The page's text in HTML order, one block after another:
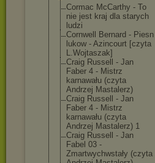
Cormac McCarthy - To
nie jest kraj dla starych
ludzi
Cornwell Bernard - Piesn
lukow - Azincourt [czyta
L.Wojtaszak]
Craig Russell - Jan
Faber 4 - Mistrz
karnawału (czyta
Andrzej Mastalerz)
Craig Russell - Jan
Faber 4 - Mistrz
karnawału (czyta
Andrzej Mastalerz) 1
Craig Russell - Jan
Fabel 03 -
Zmartwychwstały (czyta